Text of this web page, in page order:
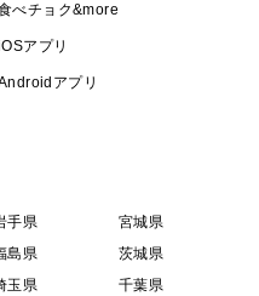
べチョク&more
アプリ
アプリ
手県
宮城県
島県
茨城県
玉県
千葉県